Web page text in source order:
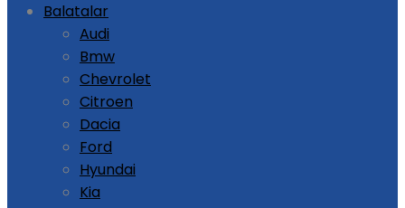
Balatalar
Audi
Bmw
Chevrolet
Citroen
Dacia
Ford
Hyundai
Kia